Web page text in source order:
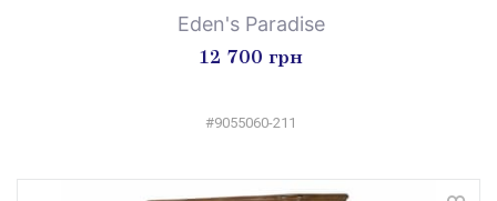
Eden's Paradise
12 700 грн
#9055060-211